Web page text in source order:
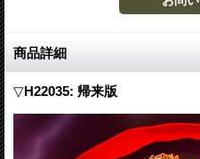
商品詳細
▽H22035: 帰来版